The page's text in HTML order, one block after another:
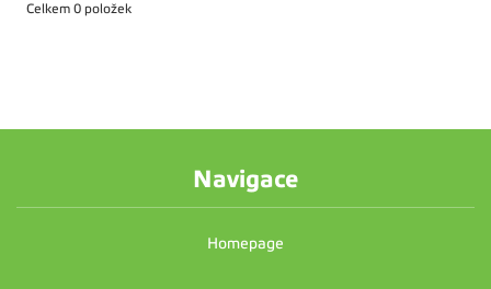
Celkem 0 položek
Navigace
Homepage